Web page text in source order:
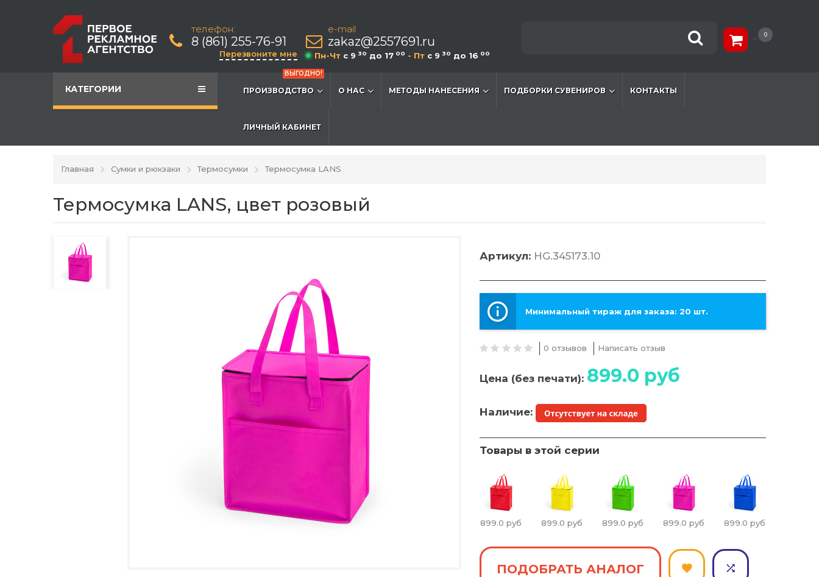
телефон:
8 (861) 255-76-91
Перезвоните мне
e-mail
zakaz@2557691.ru
Пн-Чт c 9 30 до 17 00 - Пт c 9 30 до 16 00
0
КАТЕГОРИИ
ВЫГОДНО!
ПРОИЗВОДСТВО О НАС МЕТОДЫ НАНЕСЕНИЯ ПОДБОРКИ СУВЕНИРОВ КОНТАКТЫ
ЛИЧНЫЙ КАБИНЕТ
Главная Сумки и рюкзаки Термосумки Термосумка LANS
Термосумка LANS, цвет розовый
Артикул: HG.345173.10
Минимальный тираж для заказа: 20 шт.
0 отзывов Написать отзыв
Цена (без печати): 899.0 руб
Наличие:
Товары в этой серии
899.0 руб 899.0 руб 899.0 руб 899.0 руб 899.0 руб
ПОДОБРАТЬ АНАЛОГ